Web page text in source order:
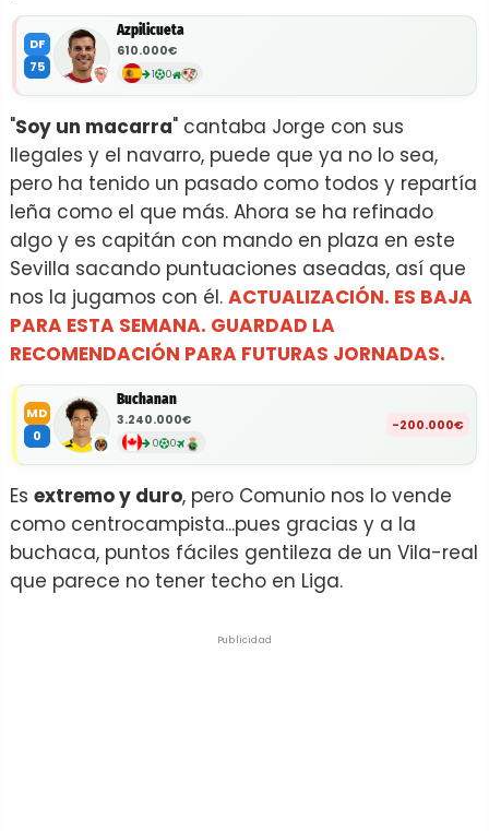
DF
75
Azpilicueta
610.000€
1 0
"Soy un macarra" cantaba Jorge con sus
Ilegales y el navarro, puede que ya no lo sea,
pero ha tenido un pasado como todos y repartía
leña como el que más. Ahora se ha refinado
algo y es capitán con mando en plaza en este
Sevilla sacando puntuaciones aseadas, así que
nos la jugamos con él. ACTUALIZACIÓN. ES BAJA
PARA ESTA SEMANA. GUARDAD LA
RECOMENDACIÓN PARA FUTURAS JORNADAS.
MD
0
Buchanan
3.240.000€
0 0
-200.000€
Es extremo y duro, pero Comunio nos lo vende
como centrocampista...pues gracias y a la
buchaca, puntos fáciles gentileza de un Vila-real
que parece no tener techo en Liga.
Publicidad